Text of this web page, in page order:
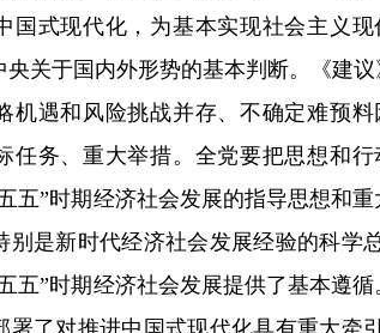
国式现代化，为基本实现社会主义
关于国内外形势的基本判断。《建
机遇和风险挑战并存、不确定难预
任务、重大举措。全党要把思想和
五”时期经济社会发展的指导思想和
别是新时代经济社会发展经验的科学
五”时期经济社会发展提供了基本遵
署了对推进中国式现代化具有重大牵